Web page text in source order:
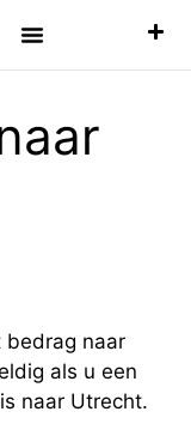
bedrag naar
als u een
naar Utrecht.